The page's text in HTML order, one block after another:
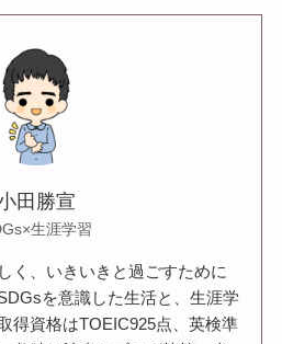
田勝宣
生涯学習
く、いきいきと過ごすために
を意識した生活と、生涯学
得資格はTOEIC925点、英検準